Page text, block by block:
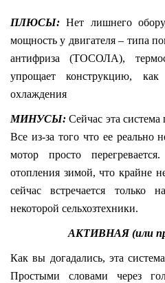
ПЛЮСЫ: Нет лишнего
мощность у двигателя – типа
антифриза (ТОСОЛА),
упрощает конструкцию,
охлаждения
МИНУСЫ: Сейчас эта система
Все из-за того что ее реально
мотор просто
отопления зимой, что крайне
сейчас встречается только
некоторой сельхозтехники.
АКТИВНАЯ (или
Как вы догадались, эта
Простыми словами через